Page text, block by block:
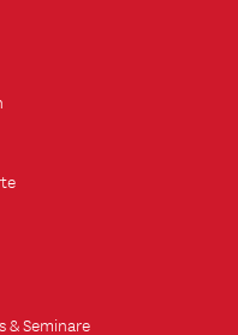
& Seminare